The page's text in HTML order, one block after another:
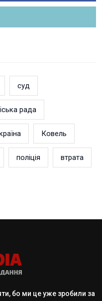
суд
рада
Ковель
поліція втрата
бо ми це уже зробили за